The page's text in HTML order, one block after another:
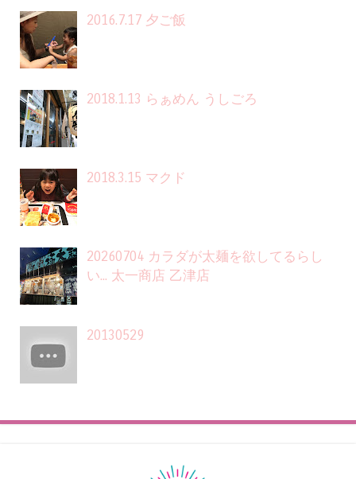
2016.7.17 夕ご飯
2018.1.13 らぁめん うしごろ
2018.3.15 マクド
20260704 カラダが太麺を欲してるらし
い... 太一商店 乙津店
20130529